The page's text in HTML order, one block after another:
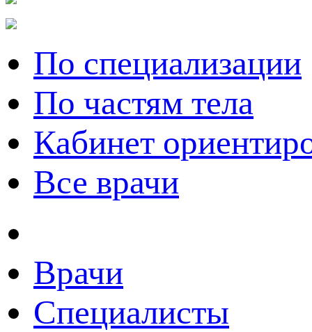
По специализации
По частям тела
Кабинет
Все врачи
Врачи
Специалисты